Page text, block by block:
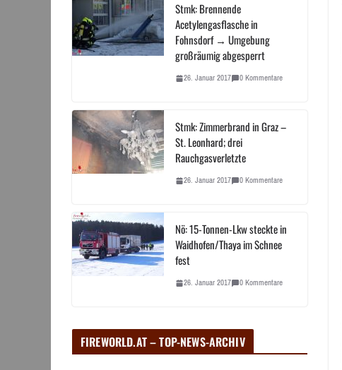
Stmk: Brennende
Acetylengasflasche in
Fohnsdorf → Umgebung
großräumig abgesperrt
26. Januar 2017 0 Kommentare
Stmk: Zimmerbrand in Graz –
St. Leonhard; drei
Rauchgasverletzte
26. Januar 2017 0 Kommentare
Nö: 15-Tonnen-Lkw steckte in
Waidhofen/Thaya im Schnee
fest
26. Januar 2017 0 Kommentare
FIREWORLD.AT – TOP-NEWS-ARCHIV